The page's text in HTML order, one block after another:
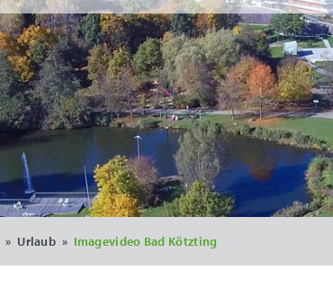
» Urlaub » Imagevideo Bad Kötzting